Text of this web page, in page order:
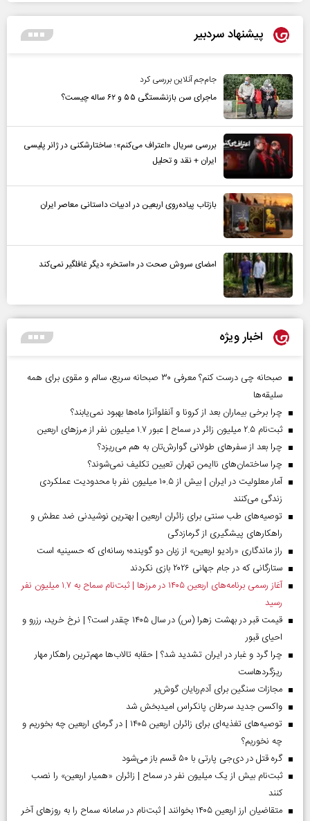
پیشنهاد سردبیر
جام‌جم آنلاین بررسی کرد
ماجرای سن بازنشستگی ۵۵ و ۶۲ ساله چیست؟
بررسی سریال «اعتراف می‌کنم»؛ ساختارشکنی در ژانر پلیسی
ایران + نقد و تحلیل
بازتاب پیاده‌روی اربعین در ادبیات داستانی معاصر ایران
امضای سروش صحت در «استخر» دیگر غافلگیر نمی‌کند
اخبار ویژه
صبحانه چی درست کنم؟ معرفی ۳۰ صبحانه سریع، سالم و مقوی برای همه
سلیقه‌ها
چرا برخی بیماران بعد از کرونا و آنفلوآنزا ماه‌ها بهبود نمی‌یابند؟
ثبت‌نام ۲.۵ میلیون زائر در سماح | عبور ۱.۷ میلیون نفر از مرز‌های اربعین
چرا بعد از سفرهای طولانی گوارش‌تان به هم می‌ریزد؟
چرا ساختمان‌های ناایمن تهران تعیین تکلیف نمی‌شوند؟
آمار معلولیت در ایران | بیش از ۱۰.۵ میلیون نفر با محدودیت عملکردی
زندگی می‌کنند
توصیه‌های طب سنتی برای زائران اربعین | بهترین نوشیدنی ضد عطش و
راهکارهای پیشگیری از گرمازدگی
راز ماندگاری «رادیو اربعین» از زبان دو گوینده؛ رسانه‌ای که حسینیه است
ستارگانی که در جام جهانی ۲۰۲۶ بازی نکردند
آغاز رسمی برنامه‌های اربعین ۱۴۰۵ در مرز‌ها | ثبت‌نام سماح به ۱.۷ میلیون نفر
رسید
قیمت قبر در بهشت زهرا (س) در سال ۱۴۰۵ چقدر است؟ | نرخ خرید، رزرو و
احیای قبور
چرا گرد و غبار در ایران تشدید شد؟ | حقابه تالاب‌ها مهم‌ترین راهکار مهار
ریزگردهاست
مجازات سنگین برای آدم‌ربایان گوش‌بر
واکسن جدید سرطان پانکراس امیدبخش شد
توصیه‌های تغذیه‌ای برای زائران اربعین ۱۴۰۵ | در گرمای اربعین چه بخوریم و
چه نخوریم؟
گره قتل در دی‌جی پارتی با ۵۰ قسم باز می‌شود
ثبت‌نام بیش از یک میلیون نفر در سماح | زائران «همیار اربعین» را نصب
کنند
متقاضیان ارز اربعین ۱۴۰۵ بخوانند | ثبت‌نام در سامانه سماح را به روز‌های آخر